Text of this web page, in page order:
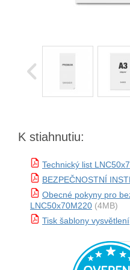
K stiahnutiu:
Technický list
BEZPEČNOSTNÍ
Obecné pokyny pro
LNC50x70M220 (4MB)
Tisk šablony vysvětlení